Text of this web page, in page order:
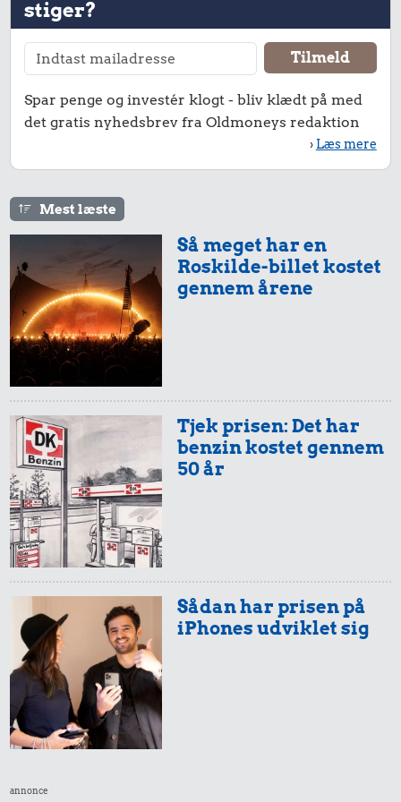
0,99 kr.
1 kg kartofler
0,47 kr.
100 g
1,46 kr.
Hotdog
8,47 kr.
10 liter benzin
1,25 kr.
Røget sild
0,78 kr. 12 kr.
stiger?
Spar penge og investér klogt - bliv klædt på med
det gratis nyhedsbrev fra Oldmoneys redaktion
› Læs mere
Mest læste
Så meget har en
Roskilde-billet kostet
gennem årene
Tjek prisen: Det har
benzin kostet gennem
50 år
Sådan har prisen på
iPhones udviklet sig
annonce